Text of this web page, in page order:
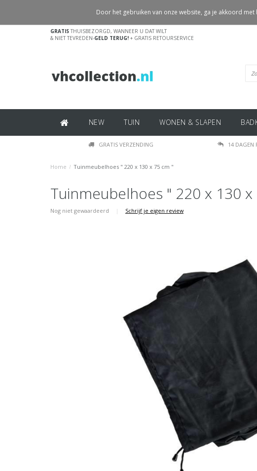
GRATIS THUISBEZORGD, WANNEER U DAT WILT
& NIET TEVREDEN-GELD TERUG! + GRATIS RETOURSERVICE
NEW TUIN WONEN & SLAPEN
GRATIS VERZENDING 14 DAGEN
Home / Tuinmeubelhoes " 220 x 130 x 75 cm "
Tuinmeubelhoes " 220 x 130 x
Nog niet gewaardeerd | Schrijf je eigen review
Door het gebruiken van onze website, ga je akkoord